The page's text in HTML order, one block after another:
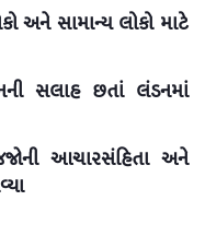
અને સામાન્ય લોકો માટે
સલાહ છતાં લંડનમાં
આચારસંહિતા અને